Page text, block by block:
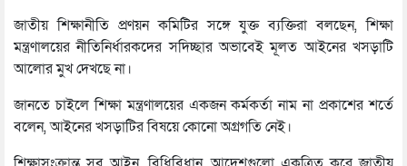
জাতীয় শিক্ষানীতি প্রণয়ন কমিটির সঙ্গে যুক্ত ব্যক্তিরা বলছেন, শিক্ষা
মন্ত্রণালয়ের নীতিনির্ধারকদের সদিচ্ছার অভাবেই মূলত আইনের খসড়াটি
আলোর মুখ দেখছে না।
জানতে চাইলে শিক্ষা মন্ত্রণালয়ের একজন কর্মকর্তা নাম না প্রকাশের শর্তে
বলেন, আইনের খসড়াটির বিষয়ে কোনো অগ্রগতি নেই।